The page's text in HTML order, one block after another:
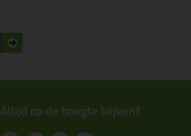
Altijd op de hoogte blijven?